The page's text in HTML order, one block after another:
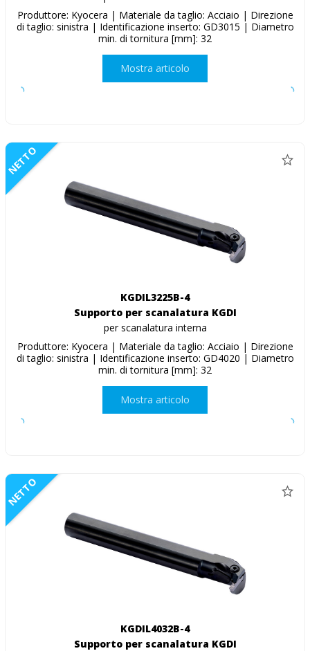
Produttore: Kyocera | Materiale da taglio: Acciaio | Direzione
di taglio: sinistra | Identificazione inserto: GD3015 | Diametro
min. di tornitura [mm]: 32
Mostra articolo
NETTO
KGDIL3225B-4
Supporto per scanalatura KGDI
per scanalatura interna
Produttore: Kyocera | Materiale da taglio: Acciaio | Direzione
di taglio: sinistra | Identificazione inserto: GD4020 | Diametro
min. di tornitura [mm]: 32
Mostra articolo
NETTO
KGDIL4032B-4
Supporto per scanalatura KGDI